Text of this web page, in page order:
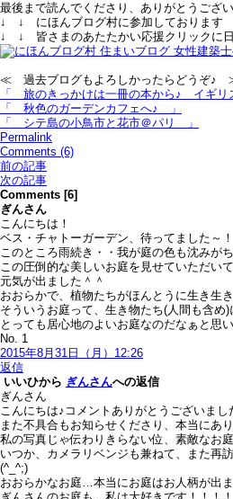
最後まで読んでくださり、ありがとうござ
↓ ↓ にほんブログ村に参加しております
↓ ↓ 皆さまのあたたかい応援クリックに
≪ 過去ブログもよろしかったらどうぞ♪
「 旅のきっかけは一冊の本から♪＿イギ
「 秋色のガーデンカフェへ♪ 」
「 シテ島の小鳥市と花市＠パリ 」
Permalink
Comments (6)
前の記事
次の記事
Comments [6]
ぎんさん
こんにちは！
ベス・チャトーガーデン、待ってました～！
このところ雨続き・・我が庭の色も沈みがち
この圧倒的な美しいお庭を見せていただいて
元気が出ました＾＾
おおらかで、植物たちがほんとうに生き生き
そういうお庭って、生き物たち(人間も含め)
とっても居心地のよいお庭なのだなぁと思
No. 1
2015年8月31日（月）12:26
返信
いいひから ぎんさんへの返信
ぎんさん
こんにちは♪コメントありがとうございまし
また不具合もお知らせくださり、本当にあ
私の写真じゃ伝わりきらない位、素敵なお庭
いつか、カメラリベンジも兼ねて、また再
(^_^;)
おおらかなお庭…本当にお庭はお人柄が出ま